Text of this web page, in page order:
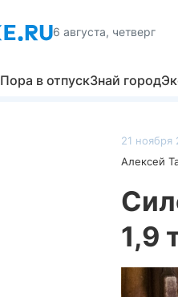
6 августа, четверг
Пора в отпускЗнай город
21 ноября
Алексей
1,9